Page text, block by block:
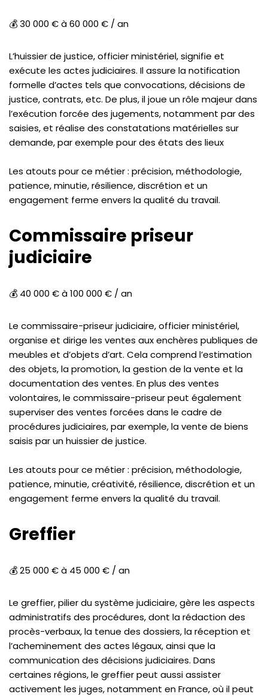
💰 30 000 € à 60 000 € / an
L’huissier de justice, officier ministériel, signifie et
exécute les actes judiciaires. Il assure la notification
formelle d’actes tels que convocations, décisions de
justice, contrats, etc. De plus, il joue un rôle majeur dans
l’exécution forcée des jugements, notamment par des
saisies, et réalise des constatations matérielles sur
demande, par exemple pour des états des lieux
Les atouts pour ce métier : précision, méthodologie,
patience, minutie, résilience, discrétion et un
engagement ferme envers la qualité du travail.
Commissaire priseur
judiciaire
💰 40 000 € à 100 000 € / an
Le commissaire-priseur judiciaire, officier ministériel,
organise et dirige les ventes aux enchères publiques de
meubles et d’objets d’art. Cela comprend l’estimation
des objets, la promotion, la gestion de la vente et la
documentation des ventes. En plus des ventes
volontaires, le commissaire-priseur peut également
superviser des ventes forcées dans le cadre de
procédures judiciaires, par exemple, la vente de biens
saisis par un huissier de justice.
Les atouts pour ce métier : précision, méthodologie,
patience, minutie, créativité, résilience, discrétion et un
engagement ferme envers la qualité du travail.
Greffier
💰 25 000 € à 45 000 € / an
Le greffier, pilier du système judiciaire, gère les aspects
administratifs des procédures, dont la rédaction des
procès-verbaux, la tenue des dossiers, la réception et
l’acheminement des actes légaux, ainsi que la
communication des décisions judiciaires. Dans
certaines régions, le greffier peut aussi assister
activement les juges, notamment en France, où il peut